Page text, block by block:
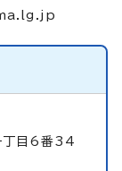
目6番34